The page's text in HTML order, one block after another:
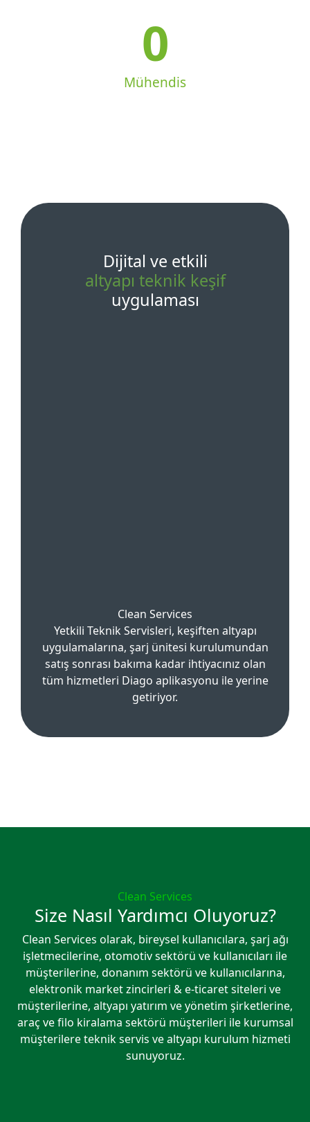
0
Mühendis
Dijital ve etkili
altyapı teknik keşif
uygulaması
Clean Services
Yetkili Teknik Servisleri, keşiften altyapı
uygulamalarına, şarj ünitesi kurulumundan
satış sonrası bakıma kadar ihtiyacınız olan
tüm hizmetleri Diago aplikasyonu ile yerine
getiriyor.
Clean Services
Size Nasıl Yardımcı Oluyoruz?
Clean Services olarak, bireysel kullanıcılara, şarj ağı
işletmecilerine, otomotiv sektörü ve kullanıcıları ile
müşterilerine, donanım sektörü ve kullanıcılarına,
elektronik market zincirleri & e-ticaret siteleri ve
müşterilerine, altyapı yatırım ve yönetim şirketlerine,
araç ve filo kiralama sektörü müşterileri ile kurumsal
müşterilere teknik servis ve altyapı kurulum hizmeti
sunuyoruz.